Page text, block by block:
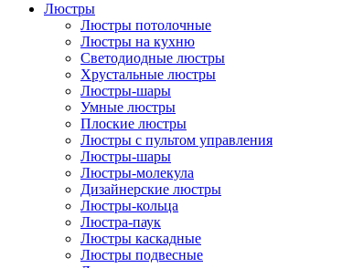
Люстры
Люстры потолочные
Люстры на кухню
Светодиодные люстры
Хрустальные люстры
Люстры-шары
Умные люстры
Плоские люстры
Люстры с пультом управления
Люстры-шары
Люстры-молекула
Дизайнерские люстры
Люстры-кольца
Люстра-паук
Люстры каскадные
Люстры подвесные